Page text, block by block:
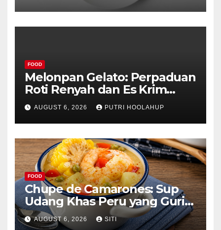
FOOD
Melonpan Gelato: Perpaduan
Roti Renyah dan Es Krim
Lembut yang Menggoda
AUGUST 6, 2026 PUTRI HOOLAHUP
FOOD
Chupe de Camarones: Sup
Udang Khas Peru yang Gurih
Lezat
AUGUST 6, 2026 SITI